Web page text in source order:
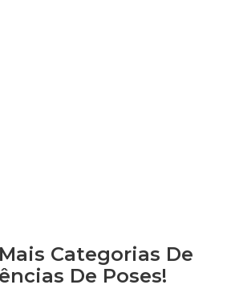
Categorias De
De Poses!